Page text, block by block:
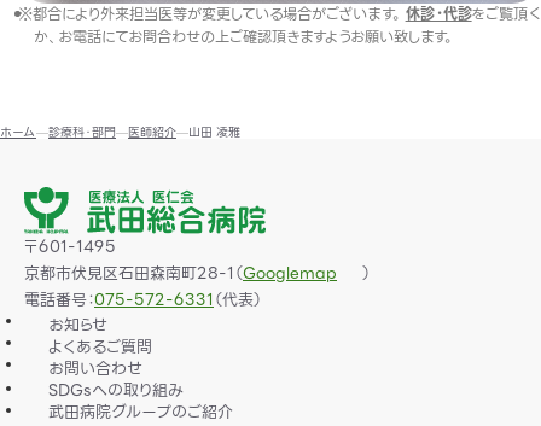
※都合により外来担当医等が変更している場合がございます。 休診・代診をご覧頂く
か、お電話にてお問合わせの上ご確認頂きますようお願い致します。
ホーム 診療科・部門 医師紹介 山田 凌雅
〒601-1495
京都市伏見区石田森南町28-1（Googlemap
）
電話番号：075-572-6331（代表）
お知らせ
よくあるご質問
お問い合わせ
SDGsへの取り組み
武田病院グループのご紹介